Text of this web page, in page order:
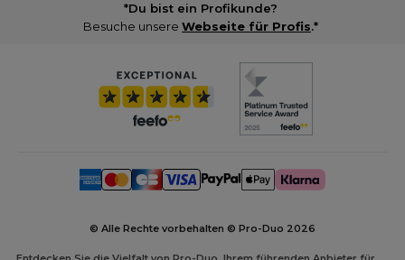
*Du bist ein Profikunde?
Besuche unsere Webseite für Profis.*
© Alle Rechte vorbehalten © Pro-Duo 2026